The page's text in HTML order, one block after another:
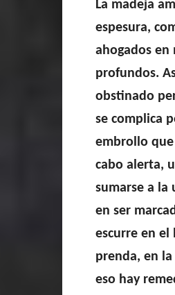
La madeja
espesura,
ahogados en
profundos.
obstinado
se complica
embrollo
cabo alerta,
sumarse a la
en ser
escurre en el
prenda, en
eso hay